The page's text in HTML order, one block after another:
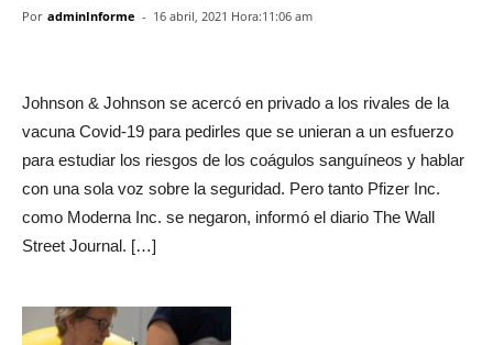
Por adminInforme - 16 abril, 2021 Hora:11:06 am
Johnson & Johnson se acercó en privado a los rivales de la
vacuna Covid-19 para pedirles que se unieran a un esfuerzo
para estudiar los riesgos de los coágulos sanguíneos y hablar
con una sola voz sobre la seguridad. Pero tanto Pfizer Inc.
como Moderna Inc. se negaron, informó el diario The Wall
Street Journal. […]